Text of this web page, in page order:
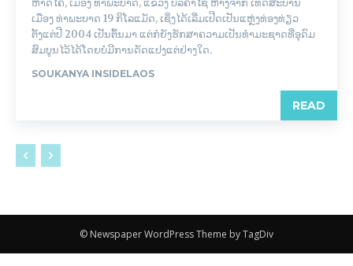
ຫາດໄຄ້, ເມືອງ ທ່າພະບາດ, ແຂວງ ບໍລິຄຳໄຊ ຫ່າງຈາກ ເທດສະບານ
ເມືອງ ທ່າພະບາດ 19 ກິໂລແມັດ, ເຊິ່ງໄດ້ເລີ່ມເປີດເປັນແຫຼ່ງທ່ອງທ່ຽວ
ຕັ້ງແຕ່ປີ 2004 ເປັນຕົ້ນມາ ແຕ່ກໍຍັງຮັກສາຄວາມເປັນທຳມະຊາດທີ່ອຸດົມ
ສົມບູນໄວ້ໄດ້ໂດຍບໍ່ມີການດັດແປງແຕ່ຢ່າງໃດ.
SOUKANYA INSIDELAOS
READ
© Newspaper WordPress Theme by TagDiv